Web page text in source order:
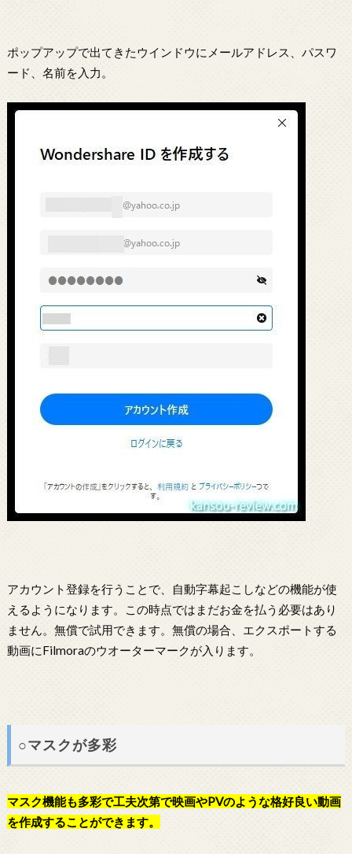
ポップアップで出てきたウインドウにメールアドレス、パスワ
ード、名前を入力。
アカウント登録を行うことで、自動字幕起こしなどの機能が使
えるようになります。この時点ではまだお金を払う必要はあり
ません。無償で試用できます。無償の場合、エクスポートする
動画にFilmoraのウオーターマークが入ります。
○マスクが多彩
マスク機能も多彩で工夫次第で映画やPVのような格好良い動画
を作成することができます。